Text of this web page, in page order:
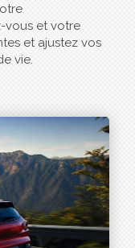
vous et votre
et ajustez vos
vie.